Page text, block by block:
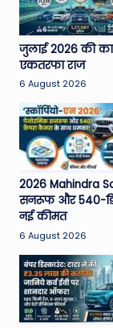
जुलाई 2026 की
एकतरफा राज
6 August 2026
2026 Mahindra
सनरूफ और 540-
नई कीमत
6 August 2026